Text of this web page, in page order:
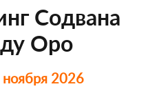
Содвана
Оро
2026